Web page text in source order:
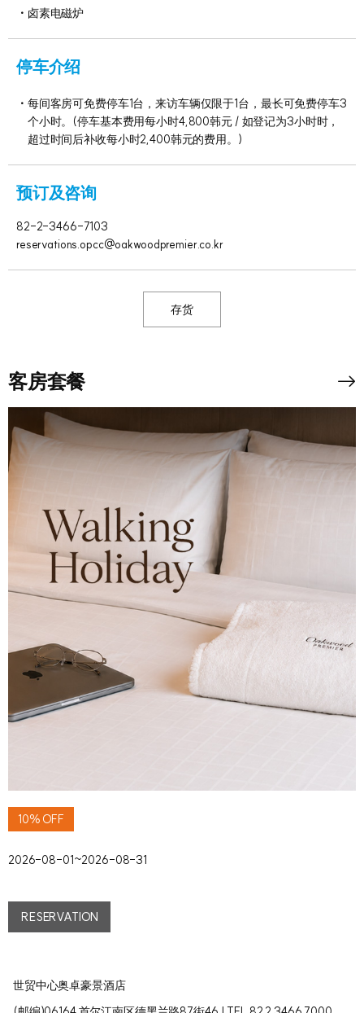
卤素电磁炉
停车介绍
每间客房可免费停车1台，来访车辆仅限于1台，最长可免费停车3
个小时。(停车基本费用每小时4,800韩元 / 如登记为3小时时，
超过时间后补收每小时2,400韩元的费用。)
预订及咨询
82-2-3466-7103
reservations.opcc@oakwoodpremier.co.kr
存货
客房套餐
10% OFF
2026-08-01~2026-08-31
RESERVATION
世贸中心奥卓豪景酒店